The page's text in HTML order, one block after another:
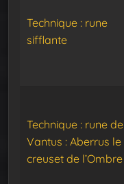
Technique : rune
sifflante
Technique : rune de
Vantus : Aberrus le
creuset de l’Ombre